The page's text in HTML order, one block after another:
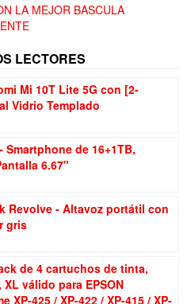
LA MEJOR BASCULA
LECTORES
Mi 10T Lite 5G con [2-
Vidrio Templado
Smartphone de 16+1TB,
6.67"
Revolve - Altavoz portátil con
gris
de 4 cartuchos de tinta,
válido para EPSON
XP-425 / XP-422 / XP-415 / XP-